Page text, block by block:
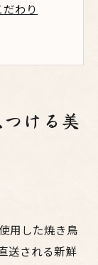
わり
クサク感
を堪能す
酒屋メニ
ニュー
ける美
用した焼き鳥
送される新鮮